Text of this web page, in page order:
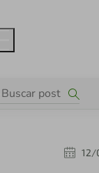
12/